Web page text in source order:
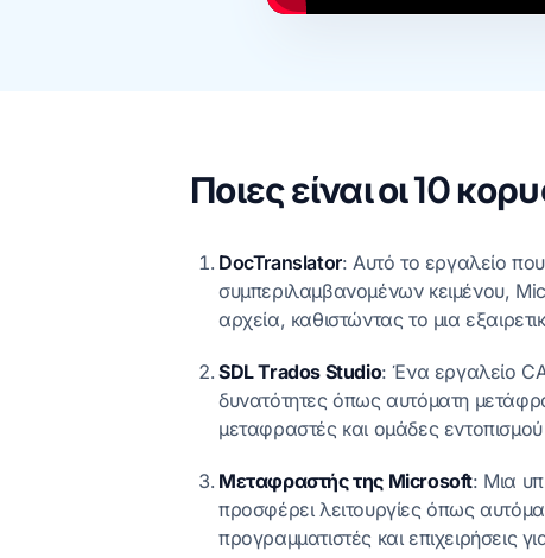
Ποιες είναι οι 10
DocTranslator: Αυτό το εργαλείο
συμπεριλαμβανομένων κειμένου,
αρχεία, καθιστώντας το μια
SDL Trados Studio: Ένα εργαλείο
δυνατότητες όπως αυτόματη
μεταφραστές και ομάδες
Μεταφραστής της Microsoft: Μια
προσφέρει λειτουργίες όπως
προγραμματιστές και επιχειρήσεις